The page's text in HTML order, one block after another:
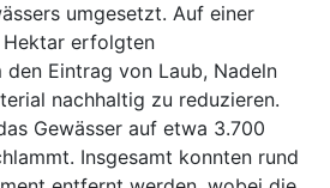
umgesetzt. Auf einer
Hektar erfolgten
den Eintrag von Laub, Nadeln
nachhaltig zu reduzieren.
Gewässer auf etwa 3.700
Insgesamt konnten rund